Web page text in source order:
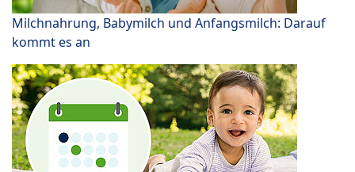
Milchnahrung, Babymilch und Anfangsmilch: Darauf
kommt es an